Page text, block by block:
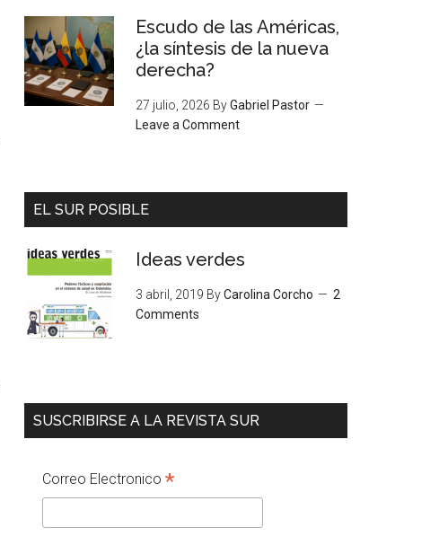
Escudo de las Américas,
¿la síntesis de la nueva
derecha?
27 julio, 2026 ByGabriel Pastor
Leave a Comment
EL SUR POSIBLE
Ideas verdes
3 abril, 2019 ByCarolina Corcho
2
Comments
SUSCRIBIRSE A LA REVISTA SUR
Correo Electronico *